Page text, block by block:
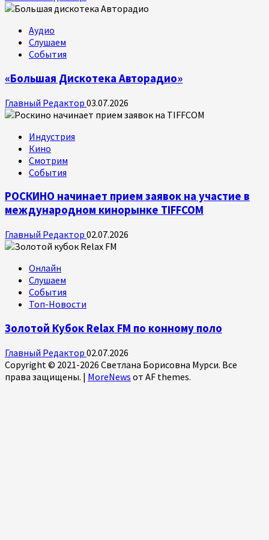
Аудио
Слушаем
События
«Большая Дискотека Авторадио»
Главный Редактор 03.07.2026
Индустрия
Кино
Смотрим
События
РОСКИНО начинает прием заявок на участие в
международном кинорынке TIFFCOM
Главный Редактор 02.07.2026
Онлайн
Слушаем
События
Топ-Новости
Золотой Кубок Relax FM по конному поло
Главный Редактор 02.07.2026
Copyright © 2021-2026 Светлана Борисовна Мурси. Все
права защищены. | MoreNews от AF themes.